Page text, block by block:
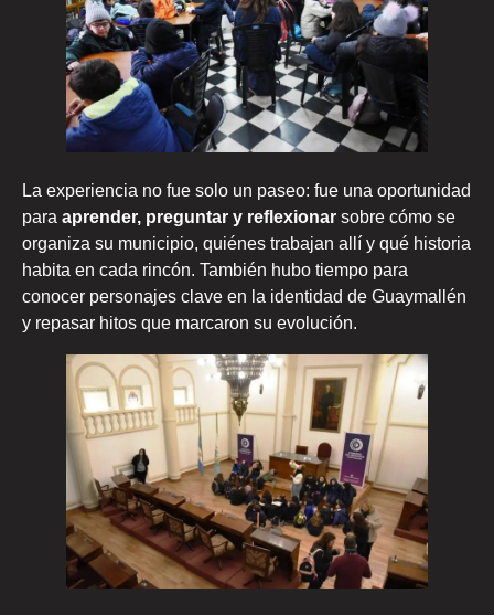
La experiencia no fue solo un paseo: fue una oportunidad
para aprender, preguntar y reflexionar sobre cómo se
organiza su municipio, quiénes trabajan allí y qué historia
habita en cada rincón. También hubo tiempo para
conocer personajes clave en la identidad de Guaymallén
y repasar hitos que marcaron su evolución.